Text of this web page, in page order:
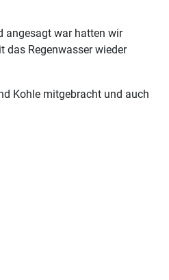
angesagt war hatten wir
das Regenwasser wieder
Kohle mitgebracht und auch